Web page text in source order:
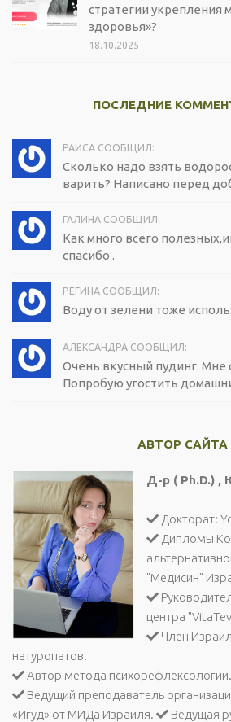
стратегии укрепления
здоровья»?
18.10.2025
ПОСЛЕДНИЕ
РАИСА СООБЩИЛ:
Сколько надо взять
варить? Написано перед
ГАЛИНА СООБЩИЛ:
Как много всего
спасибо .
РЕГИНА СООБЩИЛ:
Воду от зелени тоже
АЛЕКСАНДРА СООБЩИЛ:
Очень вкусный пудинг. Мне
Попробую угостить
АВТОР САЙТА
Д-р ( Ph.D.) ,
Докторат:
Дипломы
"Медисин"
центра
Член
натуропатов.
Автор метода психорефлексологии.
Ведущий преподаватель
«Игуд» от МИДа Израиля.
Ведущая